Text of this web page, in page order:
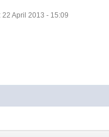
April 2013 - 15:09